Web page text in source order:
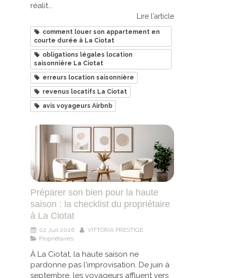
réalit...
Lire l'article
comment louer son appartement en
courte durée à La Ciotat
obligations légales location
saisonnière La Ciotat
erreurs location saisonnière
revenus locatifs La Ciotat
avis voyageurs Airbnb
Préparer son bien pour la haute
saison : la checklist du propriétaire
à La Ciotat
02 Juil 2026
VITTORIA PRESTIGE
Propriétaires
À La Ciotat, la haute saison ne
pardonne pas l'improvisation. De juin à
septembre, les voyageurs affluent vers